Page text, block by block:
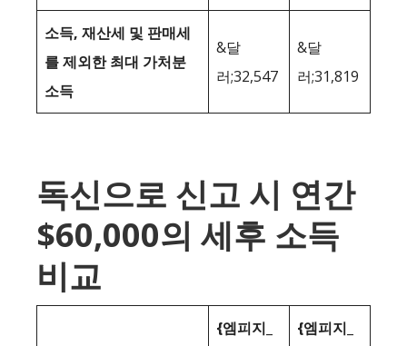
소득, 재산세 및 판매세
를 제외한 최대 가처분
소득
&달
러;32,547
&달
러;31,819
독신으로 신고 시 연간
$60,000의 세후 소득
비교
{엠피지_
{엠피지_